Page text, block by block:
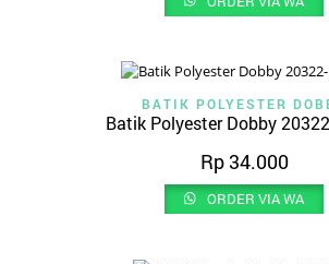
BATIK POLYESTER
Batik Polyester Dobby
Rp34.000
ORDER VIA WA